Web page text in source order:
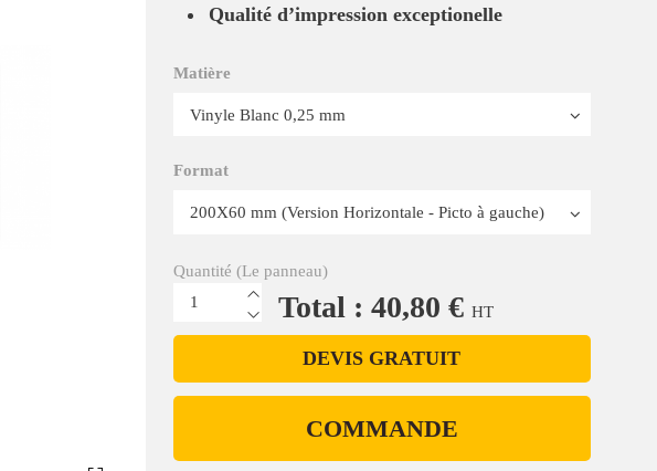
Qualité d’impression exceptionelle
Matière
Format
Quantité (Le panneau)
Total : 40,80 € HT
DEVIS GRATUIT
COMMANDE